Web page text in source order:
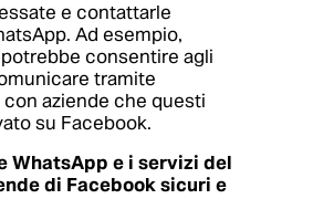
e contattarle
Ad esempio,
consentire agli
tramite
aziende che questi
su Facebook.
WhatsApp e i servizi del
di Facebook sicuri e